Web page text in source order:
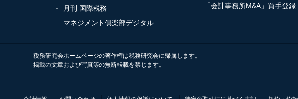
月刊 国際税務
マネジメント俱楽部デジタル
「会計事務所M&A」買手登録
税務研究会ホームページの著作権は税務研究会に帰属します。
掲載の文章および写真等の無断転載を禁じます。